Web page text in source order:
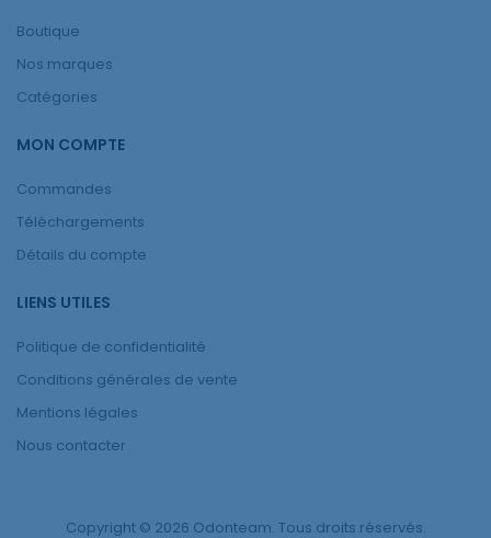
Boutique
Nos marques
Catégories
MON COMPTE
Commandes
Téléchargements
Détails du compte
LIENS UTILES
Politique de confidentialité
Conditions générales de vente
Mentions légales
Nous contacter
Copyright © 2026 Odonteam. Tous droits réservés.